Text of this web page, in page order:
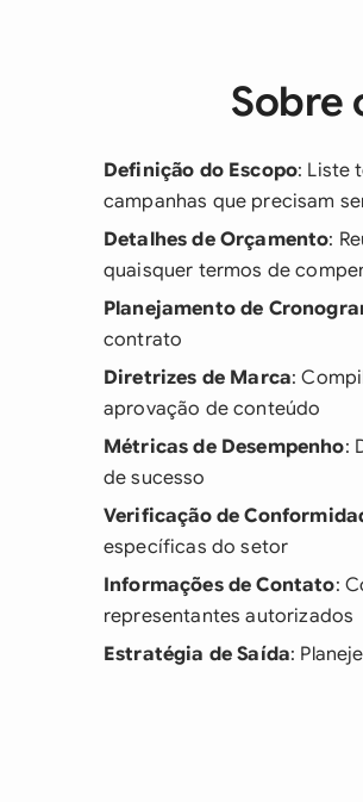
Sobre
Definição do Escopo: Liste
campanhas que precisam
Detalhes de Orçamento:
quaisquer termos de
Planejamento de
contrato
Diretrizes de Marca:
aprovação de conteúdo
Métricas de Desempenho:
de sucesso
Verificação de
específicas do setor
Informações de Contato:
representantes autorizados
Estratégia de Saída: